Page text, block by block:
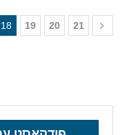
18 19 20 21